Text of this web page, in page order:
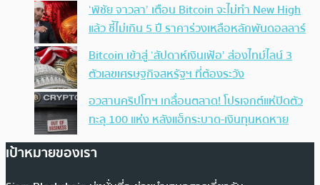
‘พิชัย จาวลา’ เตือน Bitcoin จะไม่ทำ New High
แล้ว ชี้ไม่เกิน 5 ปี ราคาร่วงเหลือหลักพันดอลลาร์
Bitcoin เข้าสู่ ‘สัปดาห์เงินเฟ้อ’ ส่องไทม์ไลน์ 3
ตัวเลขเศรษฐกิจสหรัฐฯ ที่ต้องระวัง
อวสานคริปโทฯ เกลื่อนตลาด! โปรเจกต์แห่ปิดตัว
ทะลุ 100 แห่ง หลังแฮ็กระบาด-เงินทุนหดหาย
เป้าหมายของเรา